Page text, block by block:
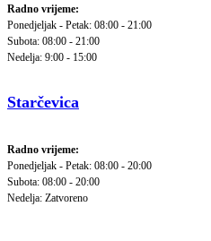
Radno vrijeme:
Ponedjeljak - Petak: 08:00 - 21:00
Subota: 08:00 - 21:00
Nedelja: 9:00 - 15:00
Starčevica
Radno vrijeme:
Ponedjeljak - Petak: 08:00 - 20:00
Subota: 08:00 - 20:00
Nedelja: Zatvoreno